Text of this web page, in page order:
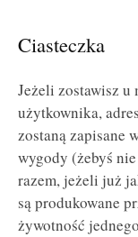
Ciasteczka
Jeżeli zostawisz u
użytkownika,
zostaną zapisane
wygody (żebyś
razem, jeżeli już
są produkowane
żywotność